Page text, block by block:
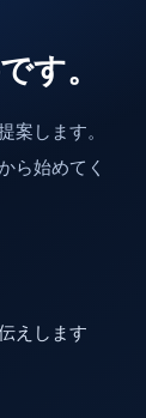
す。
します。
ら始めてく
えします